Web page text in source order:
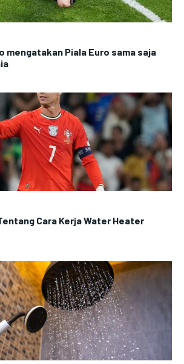
mengatakan Piala Euro sama saja
Cara Kerja Water Heater